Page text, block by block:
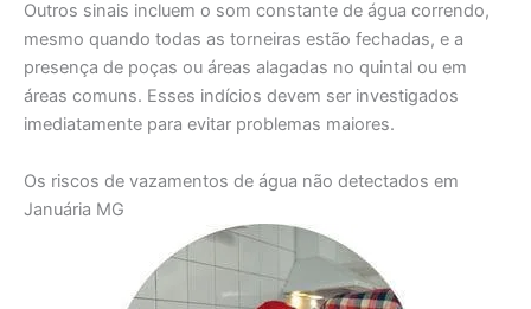
Outros sinais incluem o som constante de água correndo,
mesmo quando todas as torneiras estão fechadas, e a
presença de poças ou áreas alagadas no quintal ou em
áreas comuns. Esses indícios devem ser investigados
imediatamente para evitar problemas maiores.
Os riscos de vazamentos de água não detectados em
Januária MG